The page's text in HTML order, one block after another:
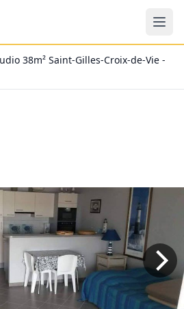
38m² Saint-Gilles-Croix-de-Vie -